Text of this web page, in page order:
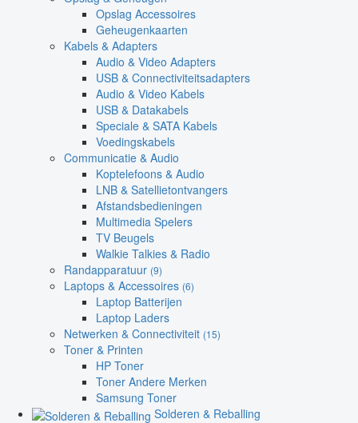
Opslag Accessoires
Geheugenkaarten
Kabels & Adapters
Audio & Video Adapters
USB & Connectiviteitsadapters
Audio & Video Kabels
USB & Datakabels
Speciale & SATA Kabels
Voedingskabels
Communicatie & Audio
Koptelefoons & Audio
LNB & Satellietontvangers
Afstandsbedieningen
Multimedia Spelers
TV Beugels
Walkie Talkies & Radio
Randapparatuur (9)
Laptops & Accessoires (6)
Laptop Batterijen
Laptop Laders
Netwerken & Connectiviteit (15)
Toner & Printen
HP Toner
Toner Andere Merken
Samsung Toner
Solderen & Reballing